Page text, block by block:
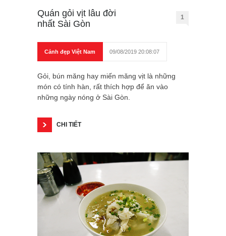
Quán gỏi vịt lâu đời
nhất Sài Gòn
1
Cảnh đẹp Việt Nam 09/08/2019 20:08:07
Gỏi, bún măng hay miến măng vịt là những
món có tính hàn, rất thích hợp để ăn vào
những ngày nóng ở Sài Gòn.
CHI TIẾT